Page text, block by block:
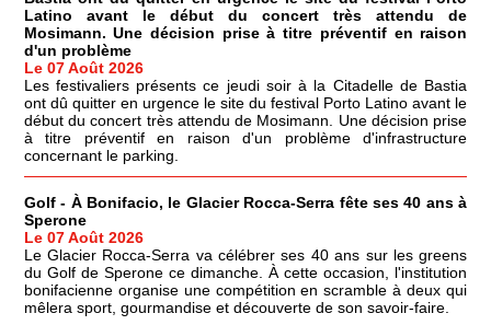
Latino avant le début du concert très attendu de
Mosimann. Une décision prise à titre préventif en raison
d'un problème
Le 07 Août 2026
Les festivaliers présents ce jeudi soir à la Citadelle de Bastia
ont dû quitter en urgence le site du festival Porto Latino avant le
début du concert très attendu de Mosimann. Une décision prise
à titre préventif en raison d'un problème d'infrastructure
concernant le parking.
Golf - À Bonifacio, le Glacier Rocca-Serra fête ses 40 ans à
Sperone
Le 07 Août 2026
Le Glacier Rocca-Serra va célébrer ses 40 ans sur les greens
du Golf de Sperone ce dimanche. À cette occasion, l'institution
bonifacienne organise une compétition en scramble à deux qui
mêlera sport, gourmandise et découverte de son savoir-faire.